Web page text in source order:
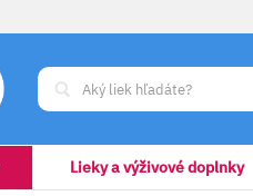
Lieky a výživové doplnky